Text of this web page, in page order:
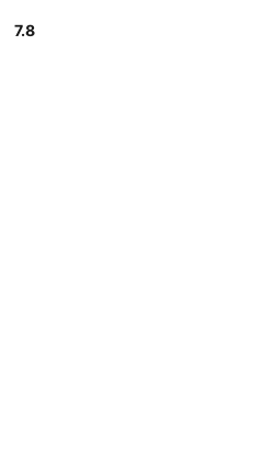
7.8